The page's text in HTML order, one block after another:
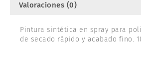
Valoraciones (0)
Pintura sintética en spray para
de secado rápido y acabado fino.